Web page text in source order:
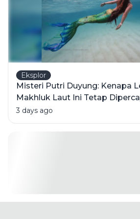
Eksplor
Misteri Putri Duyung: Kenapa
Makhluk Laut Ini Tetap
3 days ago